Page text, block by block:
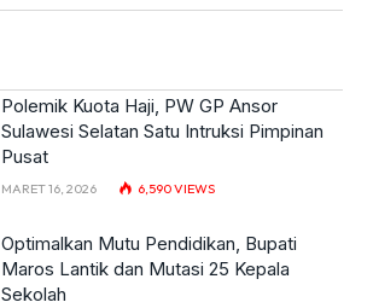
Polemik Kuota Haji, PW GP Ansor
Sulawesi Selatan Satu Intruksi Pimpinan
Pusat
MARET 16, 2026 6,590VIEWS
Optimalkan Mutu Pendidikan, Bupati
Maros Lantik dan Mutasi 25 Kepala
Sekolah